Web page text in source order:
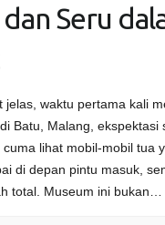
Seru
jelas, waktu pertama kali
Batu, Malang, ekspektasi
lihat mobil-mobil tua
di depan pintu masuk,
total. Museum ini bukan…